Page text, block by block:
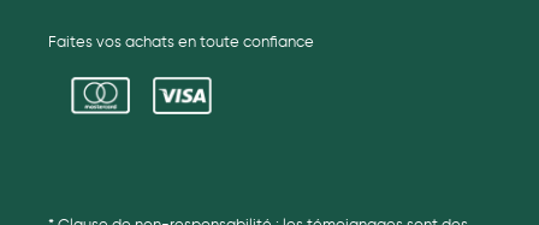
Faites vos achats en toute confiance